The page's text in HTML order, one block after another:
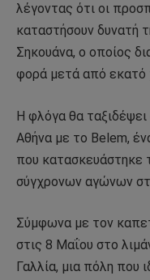
λέγοντας ότι οι
καταστήσουν δυνατή
Σηκουάνα, ο οποίος
φορά μετά από εκατό
Η φλόγα θα ταξιδέψει
Αθήνα με το Belem,
που
σύγχρονων αγώνων
Σύμφωνα με τον
στις 8 Μαΐου στο
Γαλλία, μια πόλη που